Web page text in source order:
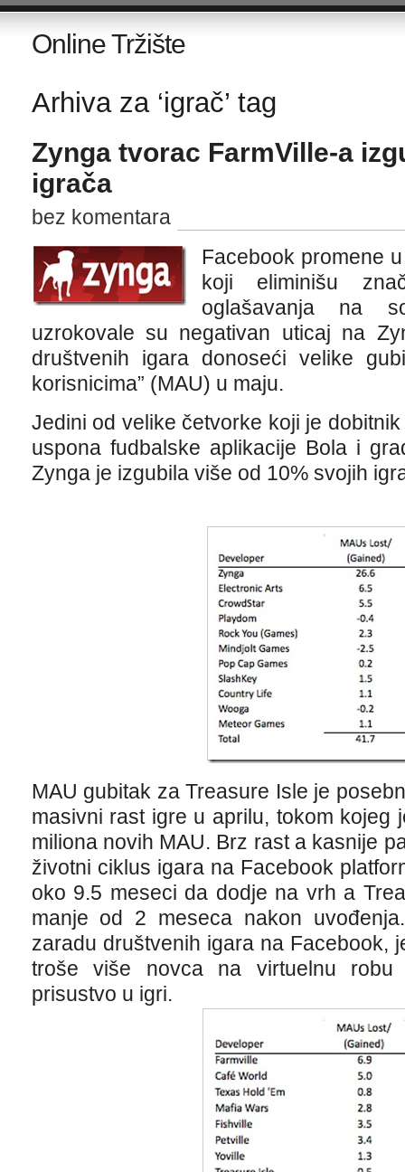
Online Tržište
Arhiva za ‘igrač’ tag
Zynga tvorac FarmVille-a
igrača
bez komentara
Facebook promene
koji eliminišu
oglašavanja na
uzrokovale su negativan uticaj na
društvenih igara donoseći velike
korisnicima” (MAU) u maju.
Jedini od velike četvorke koji je
uspona fudbalske aplikacije Bola i
Zynga je izgubila više od 10% svojih
MAU gubitak za Treasure Isle je
masivni rast igre u aprilu, tokom kojeg
miliona novih MAU. Brz rast a kasnije
životni ciklus igara na Facebook
oko 9.5 meseci da dodje na vrh a
manje od 2 meseca nakon
zaradu društvenih igara na Facebook,
troše više novca na virtuelnu
prisustvo u igri.